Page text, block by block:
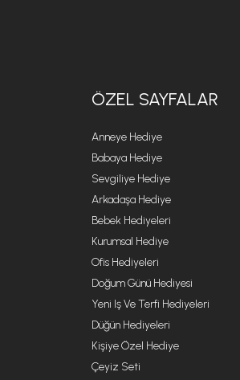
ÖZEL SAYFALAR
Anneye Hediye
Babaya Hediye
Sevgiliye Hediye
Arkadaşa Hediye
Bebek Hediyeleri
Kurumsal Hediye
Ofis Hediyeleri
Doğum Günü Hediyesi
Yeni Iş Ve Terfi Hediyeleri
Düğün Hediyeleri
Kişiye Özel Hediye
Çeyiz Seti